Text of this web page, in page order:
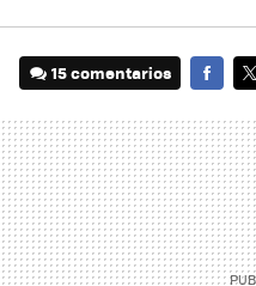
15 comentarios